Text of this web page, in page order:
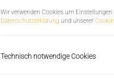
Wir verwenden Cookies um
Datenschutzerklärung und unserer
Technisch notwendige Cookies